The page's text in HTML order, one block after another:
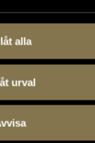
alla
urval